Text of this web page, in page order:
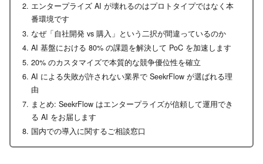
エンタープライズ AI が壊れるのはプロトタイプではなく本
番環境です
なぜ「自社開発 vs 購入」という二択が間違っているのか
AI 基盤における 80% の課題を解決して PoC を加速します
20% のカスタマイズで本質的な競争優位性を確立
AI による失敗が許されない業界で SeekrFlow が選ばれる理
由
まとめ: SeekrFlow はエンタープライズが信頼して運用でき
る AI をお届します
国内での導入に関するご相談窓口